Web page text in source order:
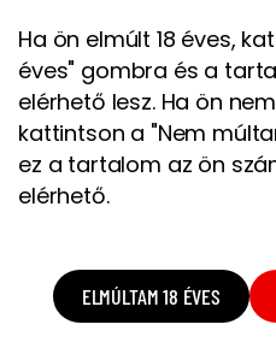
Ha ön elmúlt 18 éves,
éves" gombra és a
elérhető lesz. Ha ön
kattintson a "Nem
ez a tartalom az ön
elérhető.
ELMÚLTAM 18 ÉVES